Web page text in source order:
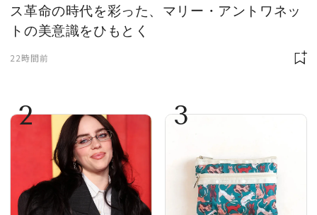
ス革命の時代を彩った、マリー・アントワネッ
トの美意識をひもとく
22時間前
2 3